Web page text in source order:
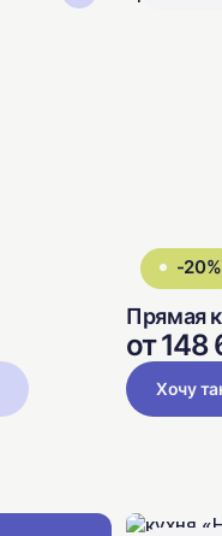
-20%
Прямая
от 148
Хочу